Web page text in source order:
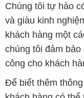
Chúng tôi tự hào
và giàu kinh
khách hàng một
chúng tôi đảm
công cho khách
Để biết thêm